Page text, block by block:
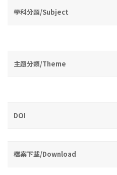
學科分類/Subject
主題分類/Theme
DOI
檔案下載/Download